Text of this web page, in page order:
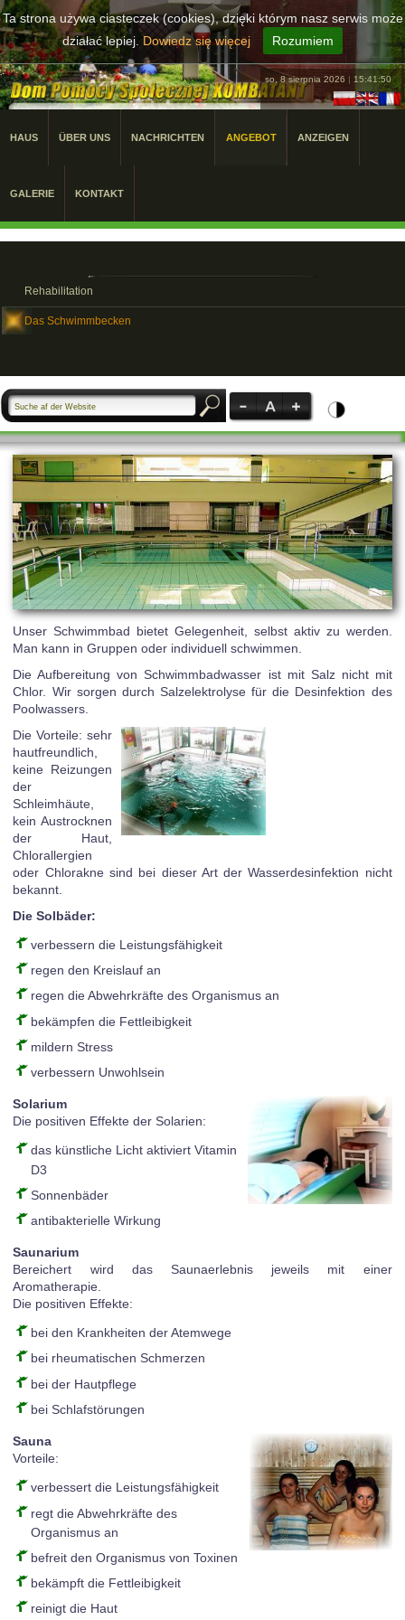
Ta strona używa ciasteczek (cookies), dzięki którym nasz serwis może
działać lepiej.Dowiedz się więcej Rozumiem
HAUS ÜBER UNS NACHRICHTEN ANGEBOT ANZEIGEN
GALERIE KONTAKT
so, 8 sierpnia 2026 | 15:41:50
Rehabilitation
Das Schwimmbecken
Unser Schwimmbad bietet Gelegenheit, selbst aktiv zu werden.
Man kann in Gruppen oder individuell schwimmen.
Die Aufbereitung von Schwimmbadwasser ist mit Salz nicht mit
Chlor. Wir sorgen durch Salzelektrolyse für die Desinfektion des
Poolwassers.
Die Vorteile: sehr
hautfreundlich,
keine Reizungen
der
Schleimhäute,
kein Austrocknen
der Haut,
Chlorallergien
oder Chlorakne sind bei dieser Art der Wasserdesinfektion nicht
bekannt.
Die Solbäder:
verbessern die Leistungsfähigkeit
regen den Kreislauf an
regen die Abwehrkräfte des Organismus an
bekämpfen die Fettleibigkeit
mildern Stress
verbessern Unwohlsein
Solarium
Die positiven Effekte der Solarien:
das künstliche Licht aktiviert Vitamin
D3
Sonnenbäder
antibakterielle Wirkung
Saunarium
Bereichert wird das Saunaerlebnis jeweils mit einer
Aromatherapie.
Die positiven Effekte:
bei den Krankheiten der Atemwege
bei rheumatischen Schmerzen
bei der Hautpflege
bei Schlafstörungen
Sauna
Vorteile:
verbessert die Leistungsfähigkeit
regt die Abwehrkräfte des
Organismus an
befreit den Organismus von Toxinen
bekämpft die Fettleibigkeit
reinigt die Haut